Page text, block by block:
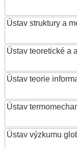
Ústav struktury a
Ústav teoretické a
Ústav teorie
Ústav
Ústav výzkumu